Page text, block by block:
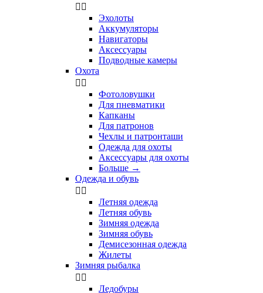
 
Эхолоты
Аккумуляторы
Навигаторы
Аксессуары
Подводные камеры
Охота
 
Фотоловушки
Для пневматики
Капканы
Для патронов
Чехлы и патронташи
Одежда для охоты
Аксессуары для охоты
Больше →
Одежда и обувь
 
Летняя одежда
Летняя обувь
Зимняя одежда
Зимняя обувь
Демисезонная одежда
Жилеты
Зимняя рыбалка
 
Ледобуры